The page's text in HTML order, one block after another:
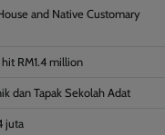
and Native Customary
RM1.4 million
dan Tapak Sekolah Adat
juta